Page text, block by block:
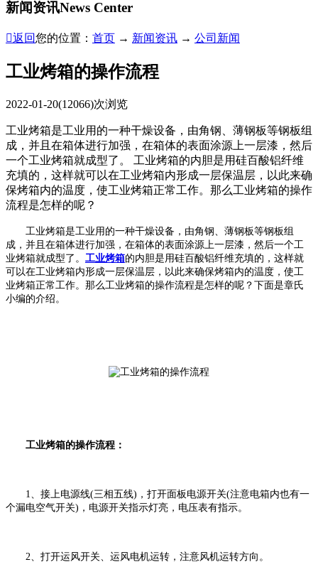
新闻资讯News Center
返回您的位置： 首页 → 新闻资讯 → 公司新闻
工业烤箱的操作流程
2022-01-20(12066)次浏览
工业烤箱是工业用的一种干燥设备，由角钢、薄钢板等钢板组
成，并且在箱体进行加强，在箱体的表面涂源上一层漆，然后
一个工业烤箱就成型了。 工业烤箱的内胆是用硅百酸铝纤维
充填的，这样就可以在工业烤箱内形成一层保温层，以此来确
保烤箱内的温度，使工业烤箱正常工作。那么工业烤箱的操作
流程是怎样的呢？
工业烤箱是工业用的一种干燥设备，由角钢、薄钢板等钢板组
成，并且在箱体进行加强，在箱体的表面涂源上一层漆，然后一个工
业烤箱就成型了。 工业烤箱的内胆是用硅百酸铝纤维充填的，这样就
可以在工业烤箱内形成一层保温层，以此来确保烤箱内的温度，使工
业烤箱正常工作。那么工业烤箱的操作流程是怎样的呢？下面是章氏
小编的介绍。
工业烤箱的操作流程：
1、接上电源线(三相五线)，打开面板电源开关(注意电箱内也有一
个漏电空气开关)，电源开关指示灯亮，电压表有指示。
2、打开运风开关、运风电机运转，注意风机运转方向。